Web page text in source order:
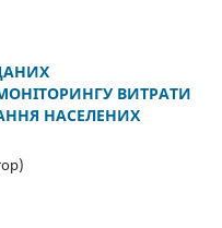
ВИТРАТИ
НАСЕЛЕНИХ